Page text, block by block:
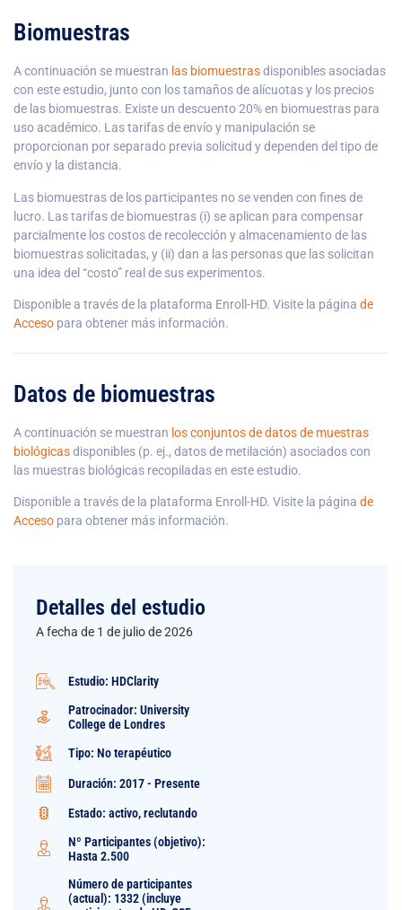
Detalles del estudio
A fecha de 1 de julio de 2026
Estudio: HDClarity
Patrocinador: University
College de Londres
Tipo: No terapéutico
Duración: 2017 - Presente
Estado: activo, reclutando
Nº Participantes (objetivo):
Hasta 2.500
Número de participantes
(actual): 1332 (incluye
Biomuestras
A continuación se muestran las biomuestrasdisponibles asociadas
con este estudio, junto con los tamaños de alícuotas y los precios
de las biomuestras. Existe un descuento 20% en biomuestras para
uso académico. Las tarifas de envío y manipulación se
proporcionan por separado previa solicitud y dependen del tipo de
envío y la distancia.
Las biomuestras de los participantes no se venden con fines de
lucro. Las tarifas de biomuestras (i) se aplican para compensar
parcialmente los costos de recolección y almacenamiento de las
biomuestras solicitadas, y (ii) dan a las personas que las solicitan
una idea del “costo” real de sus experimentos.
Disponible a través de la plataforma Enroll-HD. Visite la página de
Acceso para obtener más información.
Datos de biomuestras
A continuación se muestran los conjuntos de datos de muestras
biológicasdisponibles (p. ej., datos de metilación) asociados con
las muestras biológicas recopiladas en este estudio.
Disponible a través de la plataforma Enroll-HD. Visite la página de
Acceso para obtener más información.